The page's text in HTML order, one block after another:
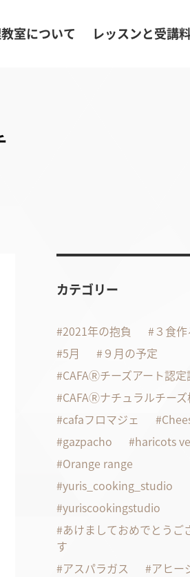
室について レッスンと受講
カテゴリー
2021年の抱負
３食作
5月
９月の予定
CAFAⓇチーズアート認定
CAFAⓇナチュラルチーズ
cafaフロマジェ
gazpacho
haricots
Orange range
yuris_cooking_studio
yuriscookingstudio
あけましておめでとうご
す
アスパラガス
アヒー